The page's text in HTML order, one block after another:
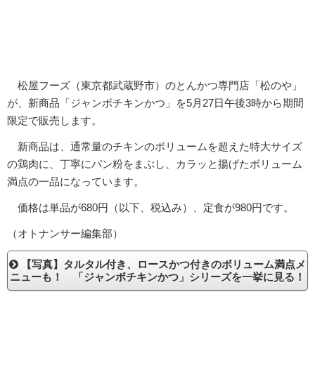
松屋フーズ（東京都武蔵野市）のとんかつ専門店「松のや」
が、新商品「ジャンボチキンかつ」を5月27日午後3時から期間
限定で販売します。
新商品は、通常量のチキンのボリュームを超えた特大サイズ
の鶏肉に、丁寧にパン粉をまぶし、カラッと揚げたボリューム
満点の一品になっています。
価格は単品が680円（以下、税込み）、定食が980円です。
（オトナンサー編集部）
【写真】タルタル付き、ロースかつ付きのボリューム満点メ
ニューも！ 「ジャンボチキンかつ」シリーズを一挙に見る！